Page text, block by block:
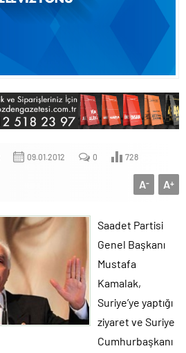
09.01.2012 0 728
A+
A-
Saadet Partisi
Genel Başkanı
Mustafa
Kamalak,
Suriye’ye yaptığı
ziyaret ve Suriye
Cumhurbaşkanı